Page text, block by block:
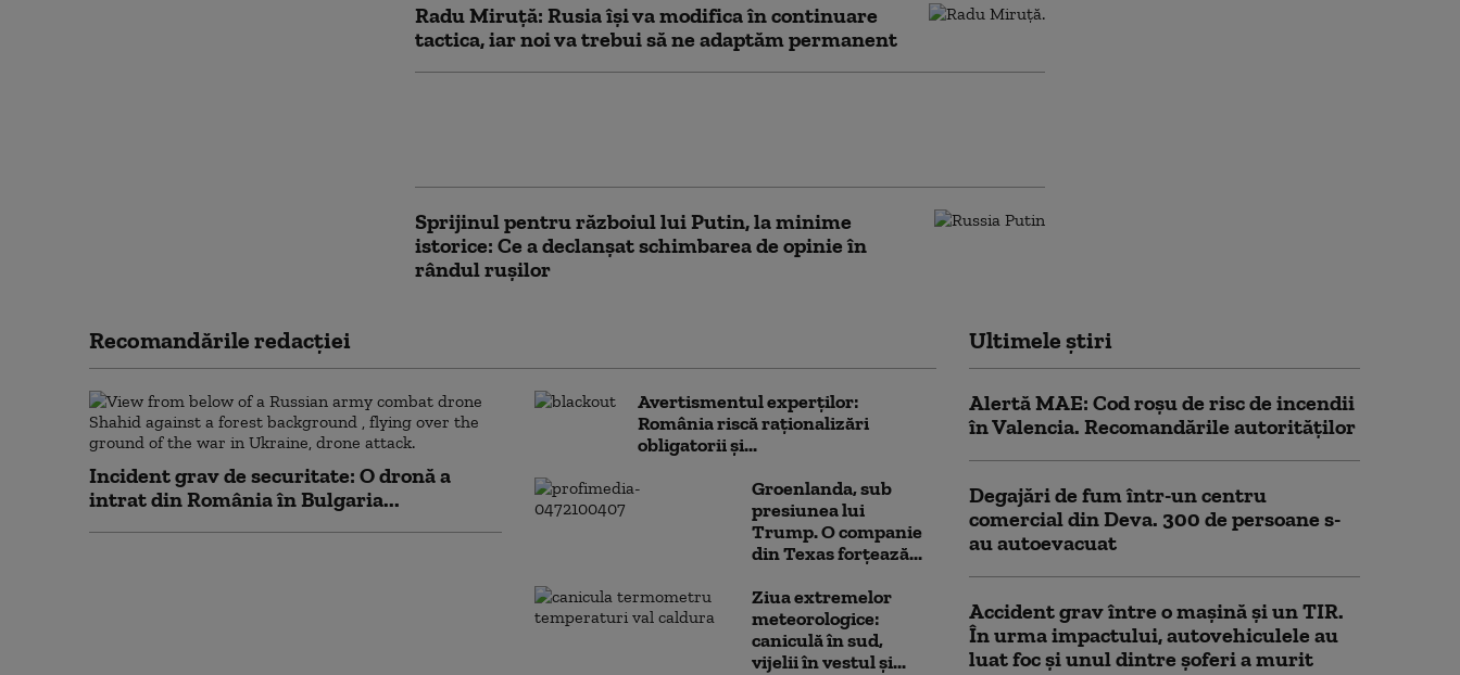
Radu Miruță: Rusia își va modifica în continuare
tactica, iar noi va trebui să ne adaptăm permanent
Sprijinul pentru războiul lui Putin, la minime
istorice: Ce a declanșat schimbarea de opinie în
rândul rușilor
Recomandările redacţiei
Incident grav de securitate: O dronă a
intrat din România în Bulgaria...
Avertismentul experților:
România riscă raționalizări
obligatorii și...
Groenlanda, sub
presiunea lui
Trump. O companie
din Texas forțează...
Ziua extremelor
meteorologice:
caniculă în sud,
vijelii în vestul și...
Ultimele știri
Alertă MAE: Cod roșu de risc de incendii
în Valencia. Recomandările autorităților
Degajări de fum într-un centru
comercial din Deva. 300 de persoane s-
au autoevacuat
Accident grav între o mașină și un TIR.
În urma impactului, autovehiculele au
luat foc și unul dintre șoferi a murit